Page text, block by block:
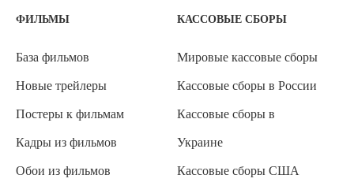
ФИЛЬМЫ
База фильмов
Новые трейлеры
Постеры к фильмам
Кадры из фильмов
Обои из фильмов
КАССОВЫЕ СБОРЫ
Мировые кассовые сборы
Кассовые сборы в России
Кассовые сборы в
Украине
Кассовые сборы США